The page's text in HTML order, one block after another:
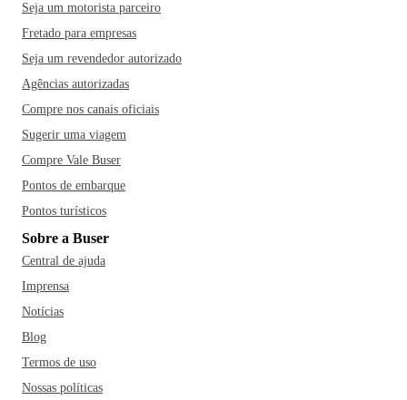
Seja um motorista parceiro
Fretado para empresas
Seja um revendedor autorizado
Agências autorizadas
Compre nos canais oficiais
Sugerir uma viagem
Compre Vale Buser
Pontos de embarque
Pontos turísticos
Sobre a Buser
Central de ajuda
Imprensa
Notícias
Blog
Termos de uso
Nossas políticas